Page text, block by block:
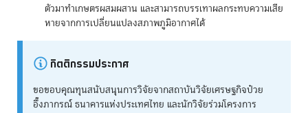
ตัวมาทำเกษตรผสมผสาน และสามารถบรรเทาผลกระทบความเสีย
หายจากการเปลี่ยนแปลงสภาพภูมิอากาศได้
กิตติกรรมประกาศ
ขอขอบคุณทุนสนับสนุนการวิจัยจากสถาบันวิจัยเศรษฐกิจป๋วย
อึ๊งภากรณ์ ธนาคารแห่งประเทศไทย และนักวิจัยร่วมโครงการ